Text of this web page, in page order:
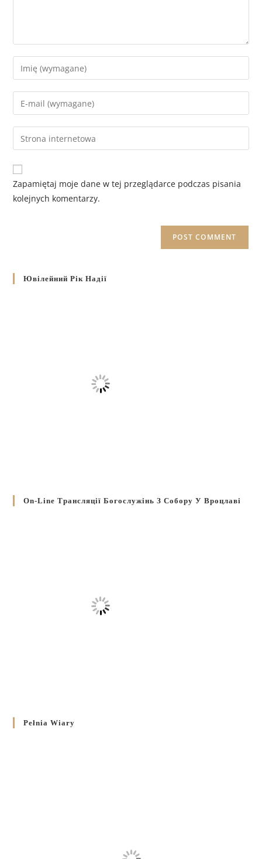
Zapamiętaj moje dane w tej przeglądarce podczas pisania
kolejnych komentarzy.
Ювілейний Рік Надії
On-Line Трансляції Богослужінь З Собору У Вроцлаві
Pełnia Wiary